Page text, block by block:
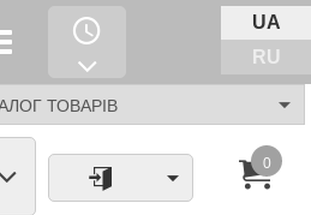
UA
RU
ТОВАРІВ
0